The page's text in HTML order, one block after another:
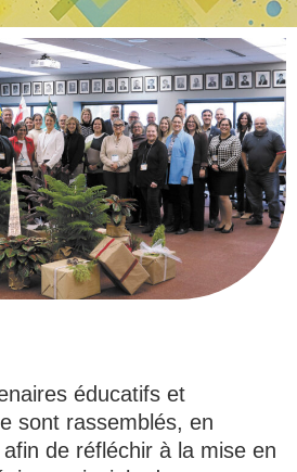
éducatifs et
sont rassemblés, en
de réfléchir à la mise en